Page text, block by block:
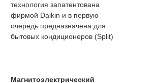
технология запатентована
фирмой Daikin и в первую
очередь предназначена для
бытовых кондиционеров (Split)
Магнитоэлектрический